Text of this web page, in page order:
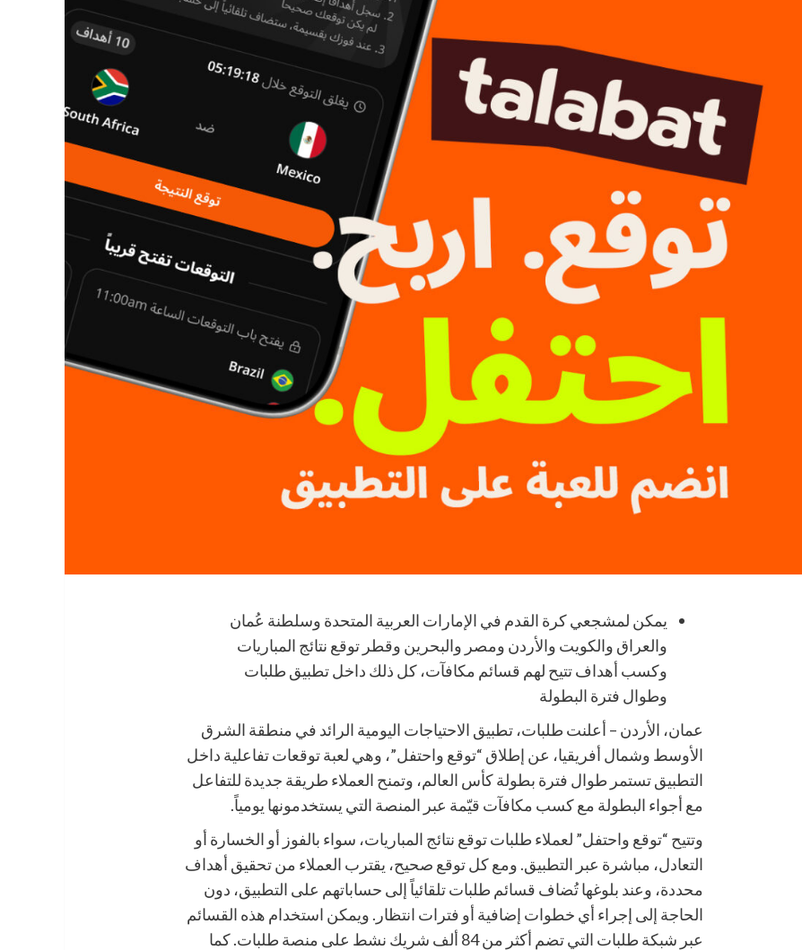
يمكن لمشجعي كرة القدم في الإمارات العربية المتحدة وسلطنة عُمان
والعراق والكويت والأردن ومصر والبحرين وقطر توقع نتائج المباريات
وكسب أهداف تتيح لهم قسائم مكافآت، كل ذلك داخل تطبيق طلبات
وطوال فترة البطولة
عمان، الأردن – أعلنت طلبات، تطبيق الاحتياجات اليومية الرائد في منطقة الشرق
الأوسط وشمال أفريقيا، عن إطلاق “توقع واحتفل”، وهي لعبة توقعات تفاعلية داخل
التطبيق تستمر طوال فترة بطولة كأس العالم، وتمنح العملاء طريقة جديدة للتفاعل
مع أجواء البطولة مع كسب مكافآت قيّمة عبر المنصة التي يستخدمونها يومياً.
وتتيح “توقع واحتفل” لعملاء طلبات توقع نتائج المباريات، سواء بالفوز أو الخسارة أو
التعادل، مباشرة عبر التطبيق. ومع كل توقع صحيح، يقترب العملاء من تحقيق أهداف
محددة، وعند بلوغها تُضاف قسائم طلبات تلقائياً إلى حساباتهم على التطبيق، دون
الحاجة إلى إجراء أي خطوات إضافية أو فترات انتظار. ويمكن استخدام هذه القسائم
عبر شبكة طلبات التي تضم أكثر من 84 ألف شريك نشط على منصة طلبات. كما